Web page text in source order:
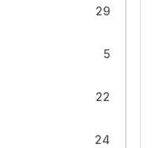
29
5
22
24